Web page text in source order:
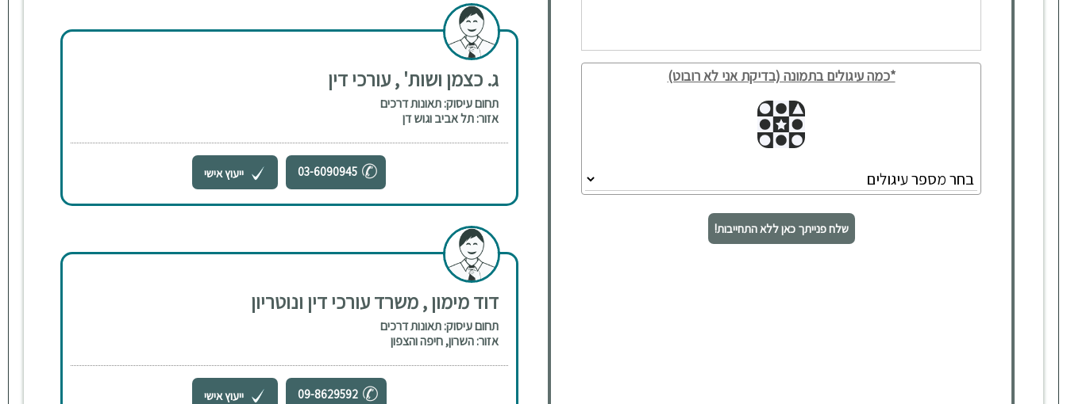
*כמה עיגולים בתמונה (בדיקת אני לא רובוט)
שלח פנייתך כאן ללא התחייבות!
ג. כצמן ושות' , עורכי דין
תחום עיסוק: תאונות דרכים
אזור: תל אביב וגוש דן
03-6090945 ייעוץ אישי
דוד מימון , משרד עורכי דין ונוטריון
תחום עיסוק: תאונות דרכים
אזור: השרון, חיפה והצפון
09-8629592 ייעוץ אישי